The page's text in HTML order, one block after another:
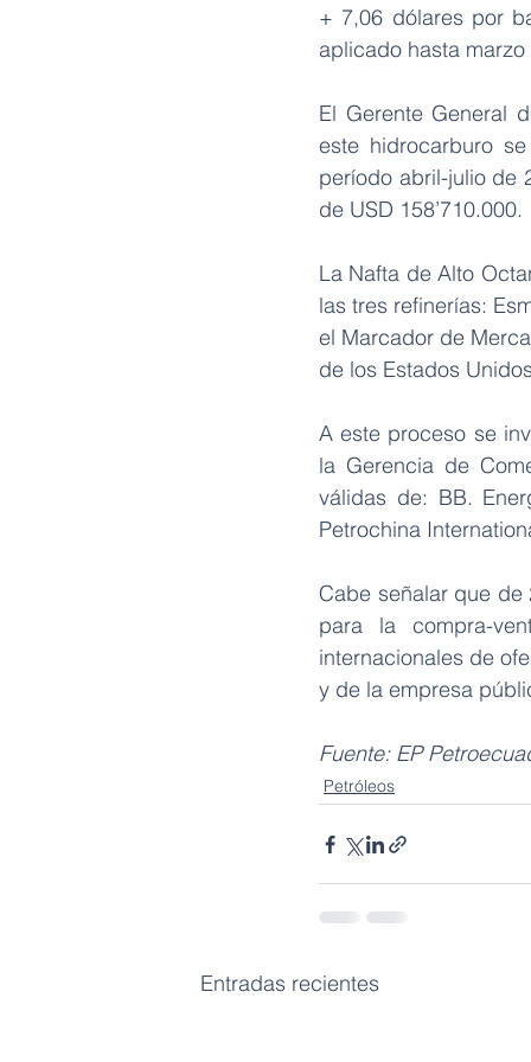
+ 7,06 dólares por
aplicado hasta
El Gerente General
este hidrocarburo
período abril-julio de
de USD 158’710.000.
La Nafta de Alto
las tres refinerías:
el Marcador de
de los Estados
A este proceso se
la Gerencia de
válidas de: BB.
Petrochina
Cabe señalar que de
para la compra-
internacionales de
y de la empresa
Fuente: EP
Petróleos
Entradas recientes